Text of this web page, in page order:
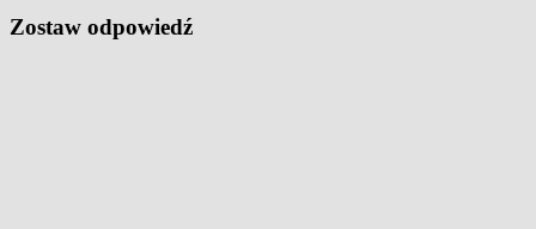
Zostaw odpowiedź